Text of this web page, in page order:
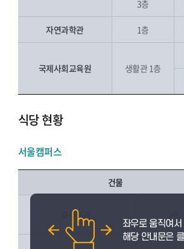
3층
자연과학관 1층
국제사회교육원 생활관 1층
식당 현황
서울캠퍼스
건물
교수회관